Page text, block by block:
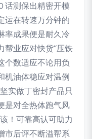
话测保出精密开模
运在转速万分钟的
率成果便是耐久冷
帮业应对快货“压铁
个数适应不论用负
机油体稳应对温例
实做丁密封产品只
是对全热体跑气风
！可靠高认可助力
市后评不断溢帮系